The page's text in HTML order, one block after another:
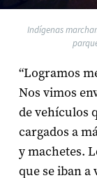
Indígenas
“Logramos
Nos vimos
de vehículos
cargados a
y machetes.
que se iban